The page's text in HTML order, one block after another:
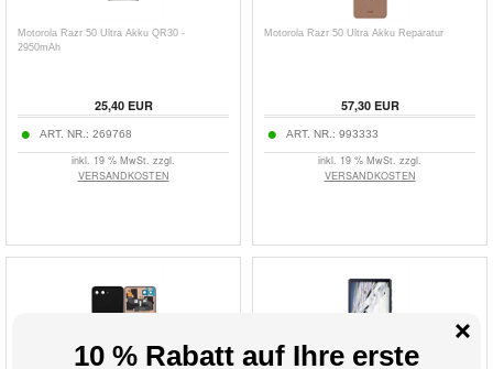
Motorola Razr 50 Ultra Akku QR30 -
2950mAh
25,40EUR
ART. NR.: 269768
inkl. 19 % MwSt. zzgl.
VERSANDKOSTEN
Motorola Razr 50 Ultra Akku Reparatur
57,30EUR
ART. NR.: 993333
inkl. 19 % MwSt. zzgl.
VERSANDKOSTEN
Motorola Razr 50 Ultra LCD Display (Extern)
Motorola Razr 50 Ultra LCD und Touchscreen